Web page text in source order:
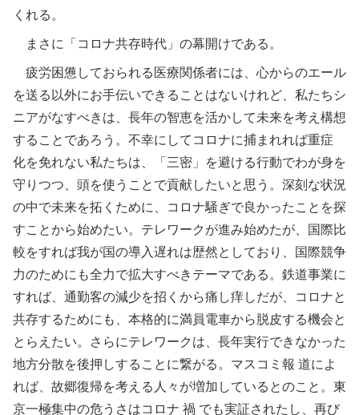
くれる。
まさに「コロナ共存時代」の幕開けである。
疲労困憊しておられる医療関係者には、心からのエール
を送る以外にお手伝いできることはないけれど、私たちシ
ニアがなすべきは、長年の智恵を活かして未来を考え構想
することであろう。不幸にしてコロナに捕まれれば重症
化を免れない私たちは、「三密」を避ける行動でわが身を
守りつつ、頭を使うことで貢献したいと思う。深刻な状況
の中で未来を拓くために、コロナ騒ぎで良かったことを探
すことから始めたい。テレワークが進み始めたが、国際比
較をすれば我が国の導入遅れは歴然としており、国際競争
力のためにも全力で拡大すべきテーマである。鉄道事業に
すれば、通勤客の減少を招くから痛し痒しだが、コロナと
共存するためにも、本格的に満員電車から脱皮する機会と
とらえたい。さらにテレワークは、長年実行できなかった
地方分散を後押しすることに繋がる。マスコミ報 道によ
れば、故郷復帰を考える人々が増加しているとのこと。東
京一極集中の危うさはコロナ 禍 でも実証されたし、再び